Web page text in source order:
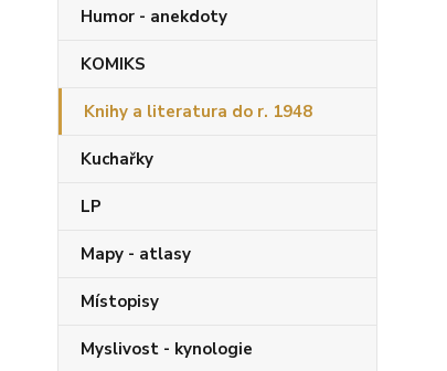
Humor - anekdoty
KOMIKS
Knihy a literatura do r. 1948
Kuchařky
LP
Mapy - atlasy
Místopisy
Myslivost - kynologie